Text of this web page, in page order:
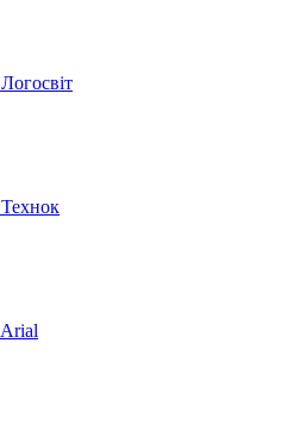
Логосвіт
Технок
Arial